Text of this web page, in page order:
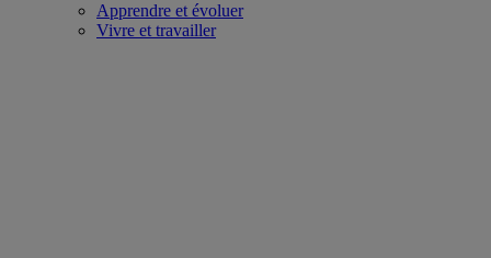
Apprendre et évoluer
Vivre et travailler